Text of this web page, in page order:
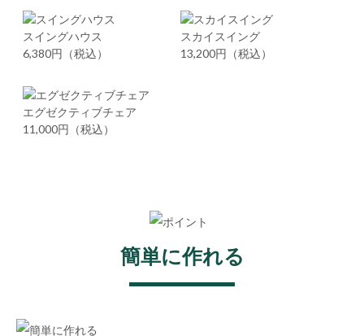
スイングハウス
6,380円（税込）
スカイスイング
13,200円（税込）
エグゼクティブチェア
11,000円（税込）
簡単に作れる